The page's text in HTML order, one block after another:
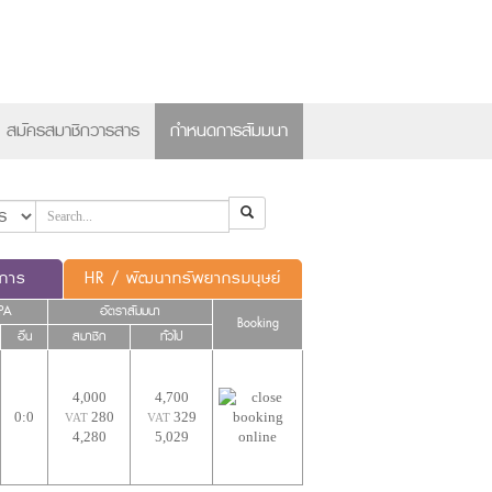
สมัครสมาชิกวารสาร กำหนดการสัมมนา
าร HR / พัฒนาทรัพยากรมนุษย์
อัตราสัมมนา
Booking
อื่น สมาชิก ทั่วไป
0:0
4,000
VAT280
4,280
4,700
VAT329
5,029